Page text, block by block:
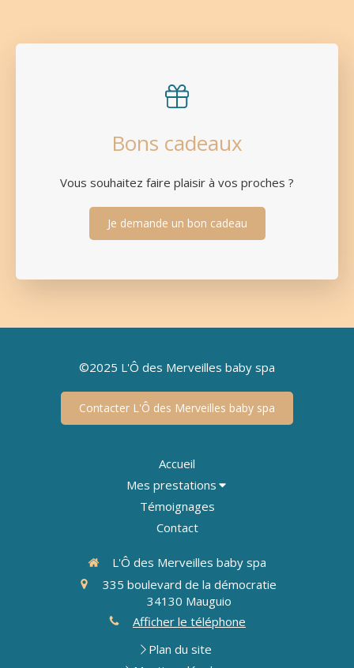
Bons cadeaux
Vous souhaitez faire plaisir à vos proches ?
Je demande un bon cadeau
©2025 L'Ô des Merveilles baby spa
Contacter L'Ô des Merveilles baby spa
Accueil
Mes prestations
Témoignages
Contact
L'Ô des Merveilles baby spa
335 boulevard de la démocratie
34130 Mauguio
Afficher le téléphone
Plan du site